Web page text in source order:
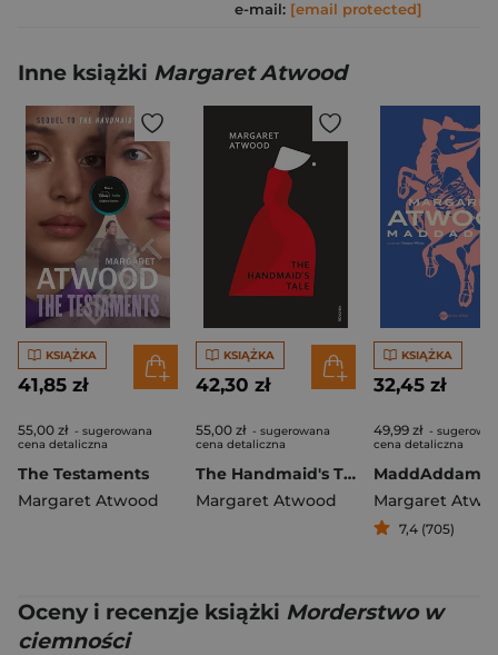
e-mail: [email protected]
Inne książki Margaret Atwood
KSIĄŻKA
41,85 zł
55,00 zł - sugerowana
cena detaliczna
The Testaments
Margaret Atwood
KSIĄŻKA
42,30 zł
55,00 zł - sugerowana
cena detaliczna
The Handmaid's Tale wer. angielska
Margaret Atwood
KSIĄŻKA
32,45 zł
49,99 zł -
cena detaliczna
MaddAddam
Margaret
7,4 (705)
Oceny i recenzje książki Morderstwo w
ciemności